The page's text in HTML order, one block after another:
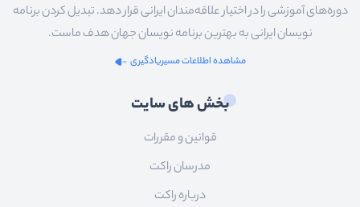
دوره‌های آموزشی را در اختیار علاقه‌مندان ایرانی قرار دهد. تبدیل کردن برنامه
نویسان ایرانی به بهترین برنامه نویسان جهان هدف ماست.
مشاهده اطلاعات مسیریادگیری
بخش های سایت
قوانین و مقررات
مدرسان راکت
درباره راکت